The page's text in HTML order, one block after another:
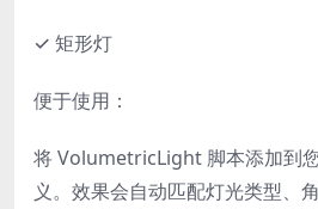
✓ 矩形灯
便于使用：
将 VolumetricLight 脚本添加到
义。效果会自动匹配灯光类型、